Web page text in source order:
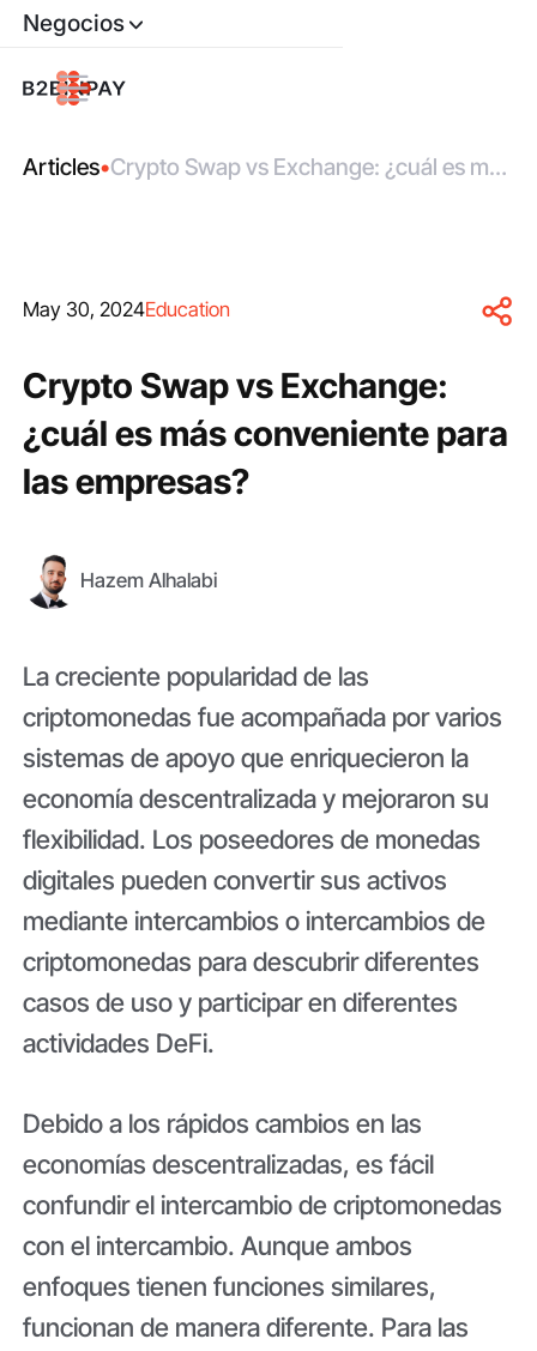
Negocios
Articles•Crypto Swap vs Exchange: ¿cuál es más
May 30, 2024Education
Crypto Swap vs Exchange:
¿cuál es más conveniente para
las empresas?
Hazem Alhalabi
La creciente popularidad de las
criptomonedas fue acompañada por varios
sistemas de apoyo que enriquecieron la
economía descentralizada y mejoraron su
flexibilidad. Los poseedores de monedas
digitales pueden convertir sus activos
mediante intercambios o intercambios de
criptomonedas para descubrir diferentes
casos de uso y participar en diferentes
actividades DeFi.
Debido a los rápidos cambios en las
economías descentralizadas, es fácil
confundir el intercambio de criptomonedas
con el intercambio. Aunque ambos
enfoques tienen funciones similares,
funcionan de manera diferente. Para las